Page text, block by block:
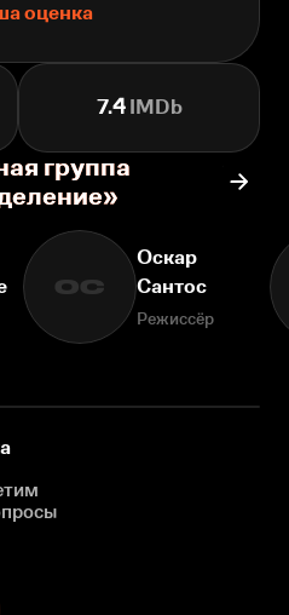
оценка
7.4IMDb
группа
ОС
Оскар
Сантос
Режиссёр